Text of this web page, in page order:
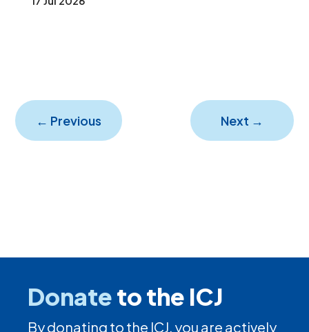
← Previous Next →
Donateto the ICJ
By donating to the ICJ, you are actively